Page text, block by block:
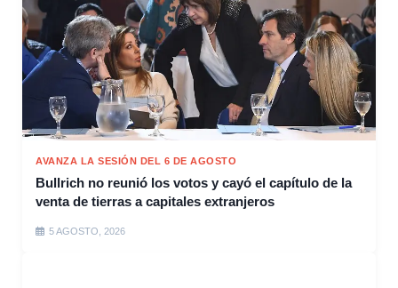
AVANZA LA SESIÓN DEL 6 DE AGOSTO
Bullrich no reunió los votos y cayó el capítulo de la
venta de tierras a capitales extranjeros
5 AGOSTO, 2026